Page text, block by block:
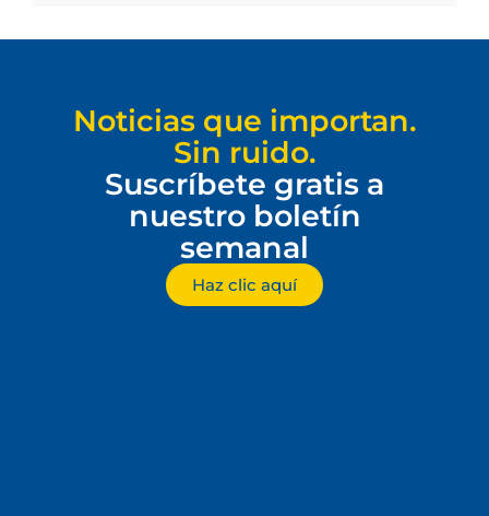
Noticias que importan.
Sin ruido.
Suscríbete gratis a
nuestro boletín
semanal
Haz clic aquí